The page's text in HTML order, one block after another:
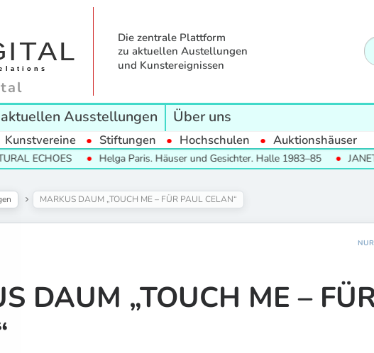
Die zentrale Plattform
zu aktuellen Austellungen
und Kunstereignissen
Ausstellungen Über uns
Kunstvereine Stiftungen Hochschulen Auktionshäuser
Helga Paris. Häuser und Gesichter. Halle 1983–85 JANET
MARKUS DAUM „TOUCH ME – FÜR PAUL CELAN“
DAUM „TOUCH ME –